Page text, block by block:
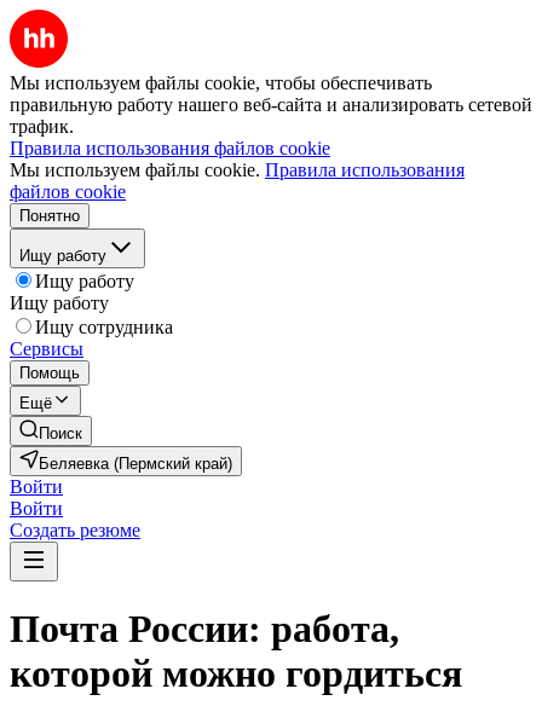
Мы используем файлы cookie, чтобы обеспечивать
правильную работу нашего веб-сайта и анализировать сетевой
трафик.
Правила использования файлов cookie
Мы используем файлы cookie. Правила использования
файлов cookie
Понятно
Ищу работу
Ищу работу
Ищу работу
Ищу сотрудника
Сервисы
Помощь
Ещё
Поиск
Беляевка (Пермский край)
Войти
Войти
Создать резюме
Почта России: работа,
которой можно гордиться